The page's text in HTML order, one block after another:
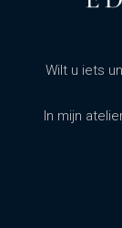
Wilt u iets
In mijn